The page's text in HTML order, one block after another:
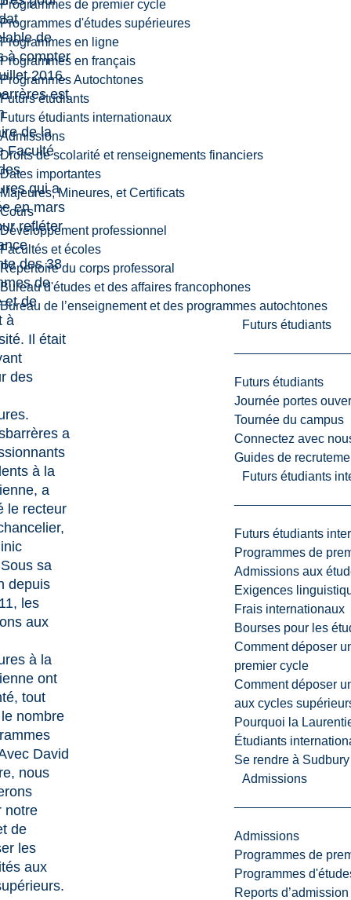
Programmes de premier cycle
Programmes d'études supérieures
Programmes en ligne
Programmes en français
Programmes Autochtones
Futurs étudiants
Futurs étudiants internationaux
Admissions
Droits de scolarité et renseignements financiers
Dates importantes
Majeures, Mineures, et Certificats
Cours
Développement professionnel
Facultés et écoles
Répertoire du corps professoral
Bureau d'études et des affaires francophones
Bureau de l’enseignement et des programmes autochtones
Futurs étudiants
Futurs étudiants
Journée portes
Tournée du campus
Connectez avec
Guides de
Futurs étudiants
Futurs étudiants
Programmes de
Admissions aux
Exigences
Frais internationaux
Bourses pour les
Comment déposer
premier cycle
Comment déposer
aux cycles
Pourquoi la
Étudiants
Se rendre à Sudbury
Admissions
Admissions
Programmes de
Programmes
Reports d’admission
de
à compter
2016.
est
de la
Faculté
qui a
en mars
refléter
des 38
de
et de
à
Il était
des
a
à la
a
le recteur
sa
depuis
les
aux
à la
ont
tout
nombre
David
nous
notre
de
les
aux